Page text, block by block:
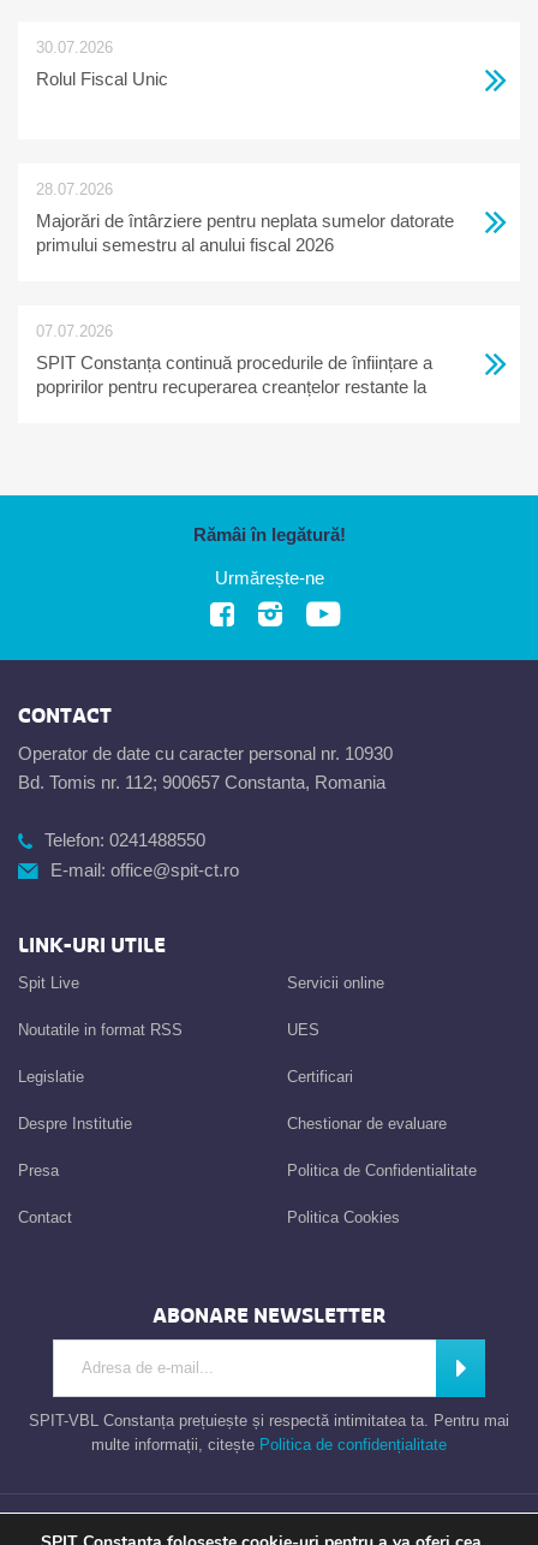
30.07.2026
Rolul Fiscal Unic
28.07.2026
Majorări de întârziere pentru neplata sumelor datorate
primului semestru al anului fiscal 2026
07.07.2026
SPIT Constanța continuă procedurile de înființare a
popririlor pentru recuperarea creanțelor restante la
Rămâi în legătură!
Urmărește-ne
CONTACT
Operator de date cu caracter personal nr. 10930
Bd. Tomis nr. 112; 900657 Constanta, Romania
Telefon: 0241488550
E-mail: office@spit-ct.ro
LINK-URI UTILE
Spit Live
Noutatile in format RSS
Legislatie
Despre Institutie
Presa
Contact
Servicii online
UES
Certificari
Chestionar de evaluare
Politica de Confidentialitate
Politica Cookies
ABONARE NEWSLETTER
SPIT-VBL Constanța prețuiește și respectă intimitatea ta. Pentru mai
multe informații, citește Politica de confidențialitate